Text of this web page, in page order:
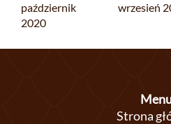
październik
2020
wrzesień
Strona